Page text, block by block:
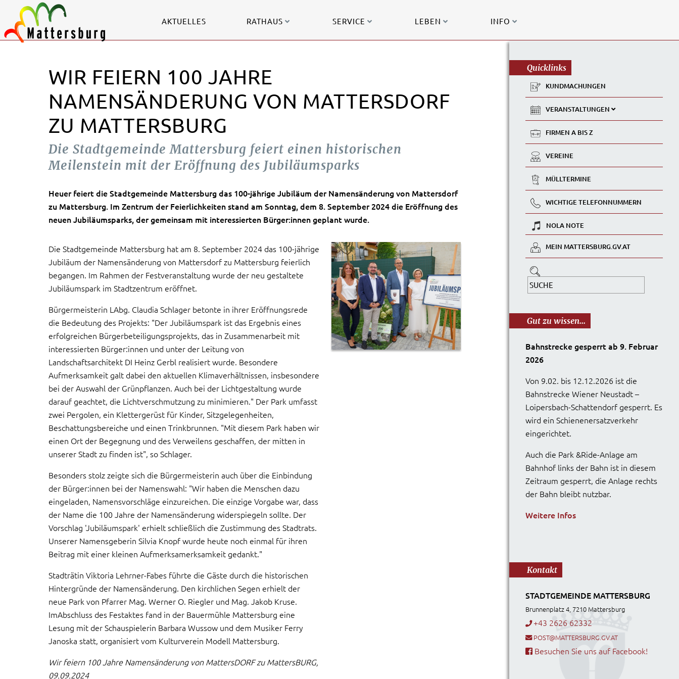
AKTUELLES RATHAUS SERVICE LEBEN INFO
WIR FEIERN 100 JAHRE
NAMENSÄNDERUNG VON MATTERSDORF
ZU MATTERSBURG
Die Stadtgemeinde Mattersburg feiert einen historischen
Meilenstein mit der Eröffnung des Jubiläumsparks
Heuer feiert die Stadtgemeinde Mattersburg das 100-jährige Jubiläum der Namensänderung von Mattersdorf
zu Mattersburg. Im Zentrum der Feierlichkeiten stand am Sonntag, dem 8. September 2024 die Eröffnung des
neuen Jubiläumsparks, der gemeinsam mit interessierten Bürger:innen geplant wurde.
Die Stadtgemeinde Mattersburg hat am 8. September 2024 das 100-jährige
Jubiläum der Namensänderung von Mattersdorf zu Mattersburg feierlich
begangen. Im Rahmen der Festveranstaltung wurde der neu gestaltete
Jubiläumspark im Stadtzentrum eröffnet.
Bürgermeisterin LAbg. Claudia Schlager betonte in ihrer Eröffnungsrede
die Bedeutung des Projekts: "Der Jubiläumspark ist das Ergebnis eines
erfolgreichen Bürgerbeteiligungsprojekts, das in Zusammenarbeit mit
interessierten Bürger:innen und unter der Leitung von
Landschaftsarchitekt DI Heinz Gerbl realisiert wurde. Besondere
Aufmerksamkeit galt dabei den aktuellen Klimaverhältnissen, insbesondere
bei der Auswahl der Grünpflanzen. Auch bei der Lichtgestaltung wurde
darauf geachtet, die Lichtverschmutzung zu minimieren." Der Park umfasst
zwei Pergolen, ein Klettergerüst für Kinder, Sitzgelegenheiten,
Beschattungsbereiche und einen Trinkbrunnen. "Mit diesem Park haben wir
einen Ort der Begegnung und des Verweilens geschaffen, der mitten in
unserer Stadt zu finden ist", so Schlager.
Besonders stolz zeigte sich die Bürgermeisterin auch über die Einbindung
der Bürger:innen bei der Namenswahl: "Wir haben die Menschen dazu
eingeladen, Namensvorschläge einzureichen. Die einzige Vorgabe war, dass
der Name die 100 Jahre der Namensänderung widerspiegeln sollte. Der
Vorschlag 'Jubiläumspark' erhielt schließlich die Zustimmung des Stadtrats.
Unserer Namensgeberin Silvia Knopf wurde heute noch einmal für ihren
Beitrag mit einer kleinen Aufmerksamerksamkeit gedankt."
Stadträtin Viktoria Lehrner-Fabes führte die Gäste durch die historischen
Hintergründe der Namensänderung. Den kirchlichen Segen erhielt der
neue Park von Pfarrer Mag. Werner O. Riegler und Mag. Jakob Kruse.
ImAbschluss des Festaktes fand in der Bauermühle Mattersburg eine
Lesung mit der Schauspielerin Barbara Wussow und dem Musiker Ferry
Janoska statt, organisiert vom Kulturverein Modell Mattersburg.
Wir feiern 100 Jahre Namensänderung von MattersDORF zu MattersBURG,
09.09.2024
Quicklinks
KUNDMACHUNGEN
VERANSTALTUNGEN
FIRMEN A BIS Z
VEREINE
MÜLLTERMINE
WICHTIGE TELEFONNUMMERN
NOLA NOTE
MEIN MATTERSBURG.GV.AT
Gut zu wissen...
Bahnstrecke gesperrt ab 9. Februar
2026
Von 9.02. bis 12.12.2026 ist die
Bahnstrecke Wiener Neustadt –
Loipersbach-Schattendorf gesperrt. Es
wird ein Schienenersatzverkehr
eingerichtet.
Auch die Park &Ride-Anlage am
Bahnhof links der Bahn ist in diesem
Zeitraum gesperrt, die Anlage rechts
der Bahn bleibt nutzbar.
Weitere Infos
Kontakt
STADTGEMEINDE MATTERSBURG
Brunnenplatz 4, 7210 Mattersburg
+43 2626 62332
POST@MATTERSBURG.GV.AT
Besuchen Sie uns auf Facebook!